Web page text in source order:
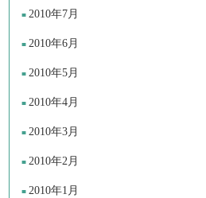
2010年7月
2010年6月
2010年5月
2010年4月
2010年3月
2010年2月
2010年1月